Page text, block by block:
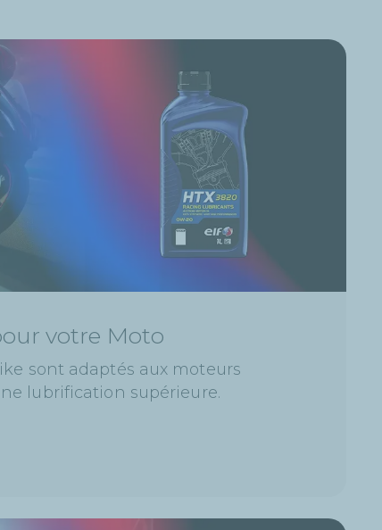
votre Moto
sont adaptés aux moteurs
lubrification supérieure.